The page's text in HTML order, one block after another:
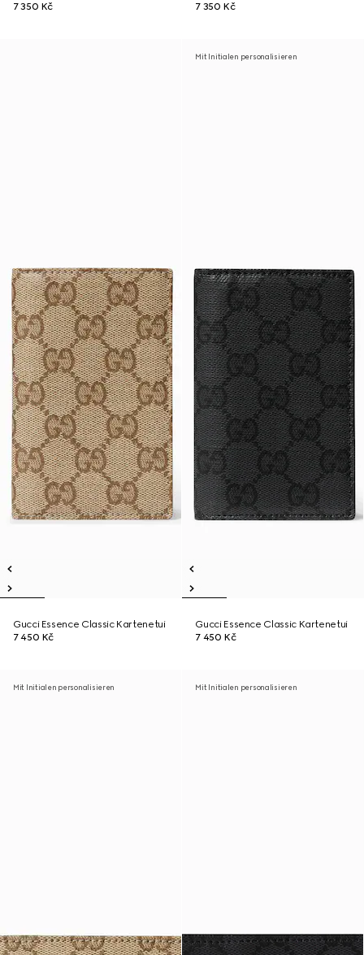
7 350 Kč
7 350 Kč
Gucci Essence Classic Kartenetui
7 450 Kč
Mit Initialen personalisieren
Gucci Essence Classic Kartenetui
7 450 Kč
Mit Initialen personalisieren Mit Initialen personalisieren